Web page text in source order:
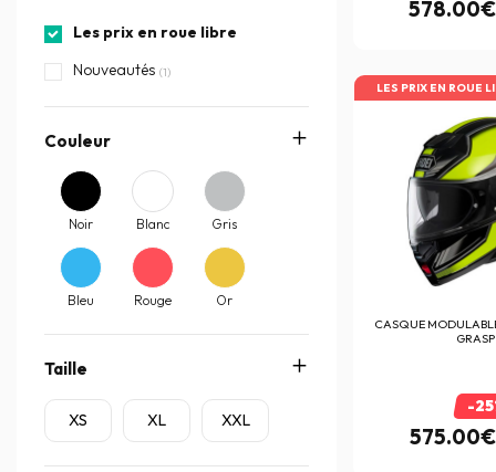
Cardo (1)
Chaft (23)
D.I.D (1)
Dainese
Darts
DIFI
Dmd
EBC
Edguard (1)
Esquad
EUDOXIE
Everone (32)
Les prix en roue libre
Nouveautés (1)
Couleur
Noir Blanc Gris
Bleu Rouge Or
Taille
XS XL XXL
578.00€
LES PRIX EN ROUE
CASQUE
-
575.00€